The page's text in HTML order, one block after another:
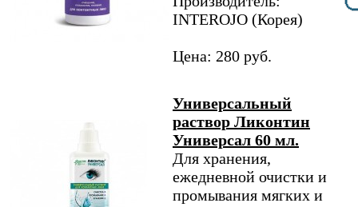
INTEROJO (Корея)
Цена: 280 руб.
Универсальный
раствор Ликонтин
Универсал 60 мл.
Для хранения,
ежедневной очистки и
промывания мягких и